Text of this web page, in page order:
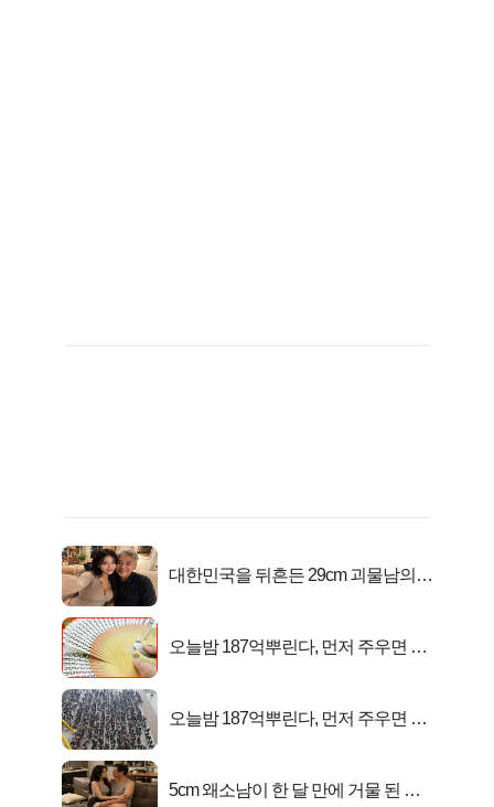
대한민국을 뒤흔든 29cm 괴물남의
오늘밤 187억뿌린다, 먼저 주우면 최
오늘밤 187억뿌린다, 먼저 주우면 최
5cm 왜소남이 한 달 만에 거물 된 사